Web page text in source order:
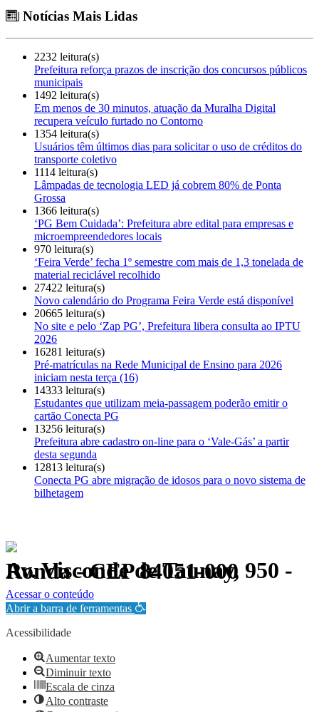
Notícias Mais Lidas
2232 leitura(s)
Prefeitura reforça prazos de inscrição dos concursos públicos
municipais
1492 leitura(s)
Em menos de 30 minutos, atuação da Muralha Digital
recupera veículo furtado no Contorno
1354 leitura(s)
Usuários têm últimos dias para solicitar o uso de créditos do
transporte coletivo
1114 leitura(s)
Lâmpadas de tecnologia LED já cobrem 80% de Ponta
Grossa
1366 leitura(s)
‘PG Bem Cuidada’: Prefeitura abre edital para empresas e
microempreendedores locais
970 leitura(s)
‘Feira Verde’ fecha 1º semestre com mais de 1,3 tonelada de
material reciclável recolhido
27422 leitura(s)
Novo calendário do Programa Feira Verde está disponível
20665 leitura(s)
No site e pelo ‘Zap PG’, Prefeitura libera consulta ao IPTU
2026
16281 leitura(s)
Pré-matrículas na Rede Municipal de Ensino para 2026
iniciam nesta terça (16)
14333 leitura(s)
Estudantes que utilizam meia-passagem poderão emitir o
cartão Conecta PG
13256 leitura(s)
Prefeitura abre cadastro on-line para o ‘Vale-Gás’ a partir
desta segunda
12813 leitura(s)
Conecta PG abre migração de idosos para o novo sistema de
bilhetagem
Av. Visconde de Taunay, 950 - Ronda - CEP 84051-000
Política de Privacidade.
Acessar o conteúdo
Abrir a barra de ferramentas
Acessibilidade
Aumentar texto
Diminuir texto
Escala de cinza
Alto contraste